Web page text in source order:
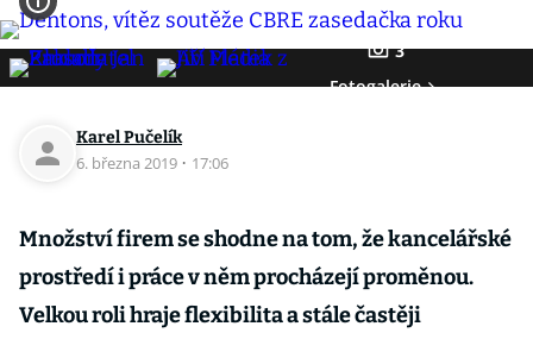
3
Fotogalerie
Karel Pučelík
6. března 2019 · 17:06
Množství firem se shodne na tom, že kancelářské
prostředí i práce v něm procházejí proměnou.
Velkou roli hraje flexibilita a stále častěji